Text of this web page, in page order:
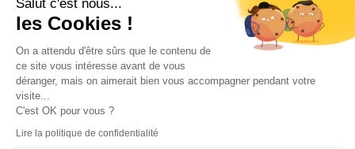
à
25,00 €
prix :
3,00 €
à
Ethique Foxline
CGV-CGU
Mentions Légales
Salut c'est nous...
les Cookies !
On a attendu d'être sûrs que le contenu de
ce site vous intéresse avant de vous
déranger, mais on aimerait bien vous accompagner pendant votre
visite...
C'est OK pour vous ?
Lire la politique de confidentialité